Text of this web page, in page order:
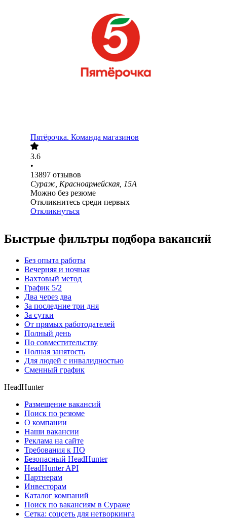
Пятёрочка. Команда магазинов
3.6
•
13897 отзывов
Сураж, Красноармейская, 15А
Можно без резюме
Откликнитесь среди первых
Откликнуться
Быстрые фильтры подбора вакансий
Без опыта работы
Вечерняя и ночная
Вахтовый метод
График 5/2
Два через два
За последние три дня
За сутки
От прямых работодателей
Полный день
По совместительству
Полная занятость
Для людей с инвалидностью
Сменный график
HeadHunter
Размещение вакансий
Поиск по резюме
О компании
Наши вакансии
Реклама на сайте
Требования к ПО
Безопасный HeadHunter
HeadHunter API
Партнерам
Инвесторам
Каталог компаний
Поиск по вакансиям в Сураже
Сетка: соцсеть для нетворкинга